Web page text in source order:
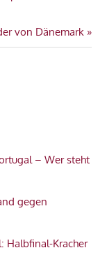
von Dänemark
– Wer steht
gegen
Halbfinal-Kracher